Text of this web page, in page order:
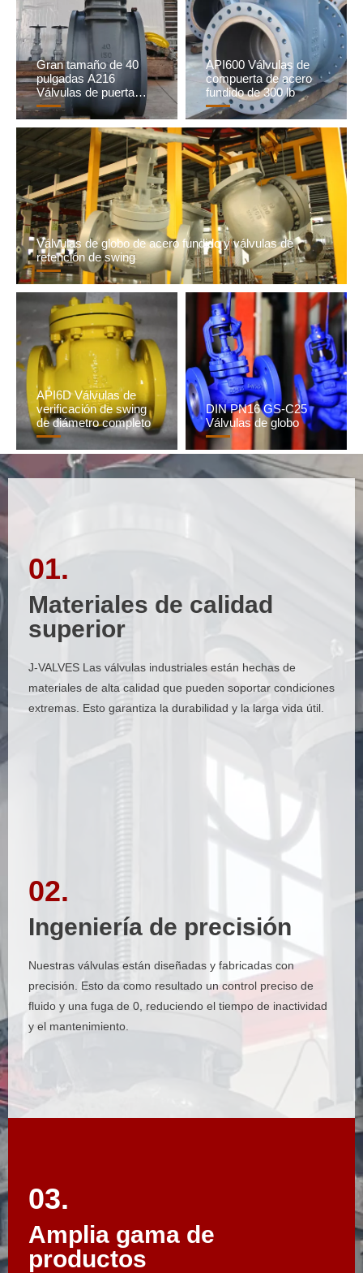
Gran tamaño de 40
pulgadas A216
Válvulas de puerta
WCB
Válvulas de globo de acero fundido y válvulas de
retención de swing
API6D Válvulas de
verificación de swing
de diámetro completo
DIN PN16 GS-C25
Válvulas de globo
API600 Válvulas de
compuerta de acero
fundido de 300 lb
01.
Materiales de calidad
superior
J-VALVES Las válvulas industriales están hechas de
materiales de alta calidad que pueden soportar condiciones
extremas. Esto garantiza la durabilidad y la larga vida útil.
Materiales de calidad
J-VALVES Las válvulas industriales están hechas de
materiales de alta calidad que pueden soportar condiciones
extremas. Esto garantiza la durabilidad y la larga vida útil.
02.
Ingeniería de precisión
Nuestras válvulas están diseñadas y fabricadas con
precisión. Esto da como resultado un control preciso de
fluido y una fuga de 0, reduciendo el tiempo de inactividad
y el mantenimiento.
02.
Ingeniería de precisión
Nuestras válvulas están diseñadas y fabricadas con
precisión. Esto da como resultado un control preciso de
fluido y una fuga de 0, reduciendo el tiempo de inactividad
03.
Amplia gama de
productos
Amplia gama de